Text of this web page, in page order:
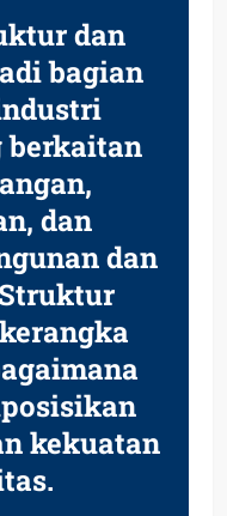
dan
bagian
dan
dan
kekuatan